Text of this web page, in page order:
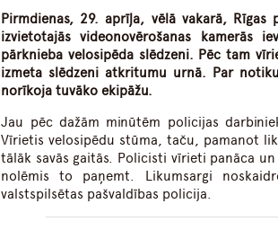
Pirmdienas, 29. aprīļa, vēlā vakarā, Rīgas
izvietotajās videonovērošanas kamerās
pārknieba velosipēda slēdzeni. Pēc tam
izmeta slēdzeni atkritumu urnā. Par
norīkoja tuvāko ekipāžu.
Jau pēc dažām minūtēm policijas
Vīrietis velosipēdu stūma, taču, pamanot
tālāk savās gaitās. Policisti vīrieti panāca
nolēmis to paņemt. Likumsargi
valstspilsētas pašvaldības policija.